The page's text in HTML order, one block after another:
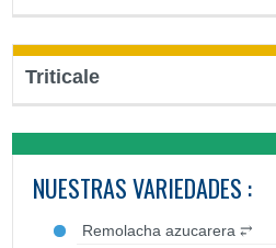
Triticale
NUESTRAS VARIEDADES :
Remolacha azucarera ⥂